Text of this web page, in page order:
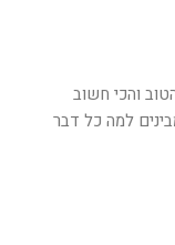
והכי חשוב
למה כל דבר